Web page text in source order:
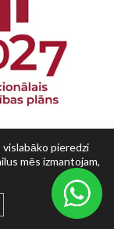
pieredzi
mēs izmantojam,